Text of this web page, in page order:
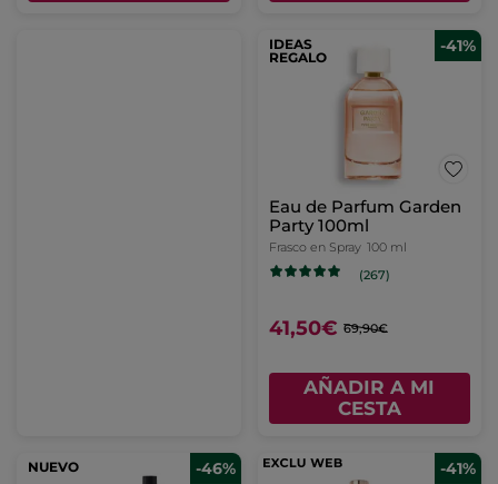
IDEAS
REGALO
-41%
Eau de Parfum Garden
Party 100ml
Frasco en Spray 100 ml
(267)
41,50€ 69,90€
AÑADIR A MI
CESTA
NUEVO -46% -41%